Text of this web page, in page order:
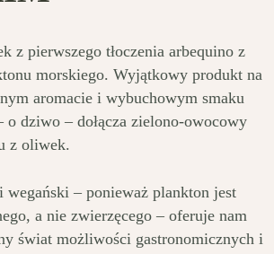
z pierwszego tłoczenia arbequino z
morskiego. Wyjątkowy produkt na
aromacie i wybuchowym smaku
o dziwo – dołącza zielono-owocowy
z oliwek.
– ponieważ plankton jest
a nie zwierzęcego – oferuje nam
świat możliwości gastronomicznych i